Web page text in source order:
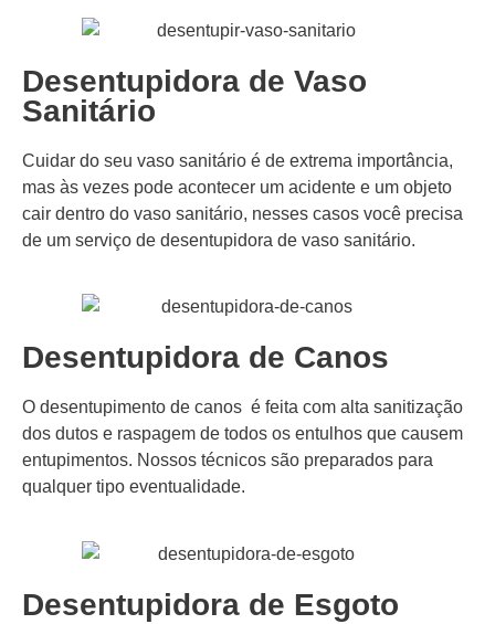
Desentupidora de Vaso
Sanitário
Cuidar do seu vaso sanitário é de extrema importância,
mas às vezes pode acontecer um acidente e um objeto
cair dentro do vaso sanitário, nesses casos você precisa
de um serviço de desentupidora de vaso sanitário.
Desentupidora de Canos
O desentupimento de canos é feita com alta sanitização
dos dutos e raspagem de todos os entulhos que causem
entupimentos. Nossos técnicos são preparados para
qualquer tipo eventualidade.
Desentupidora de Esgoto